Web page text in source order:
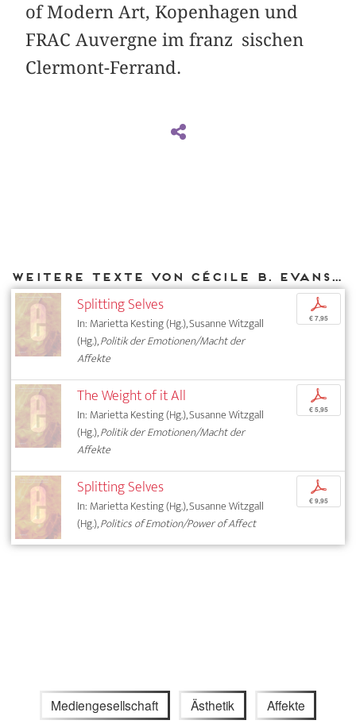
of Modern Art, Kopenhagen und
FRAC Auvergne im franz sischen
Clermont-Ferrand.
Weitere Texte von Cécile B. Evans bei DIAPHANES
Splitting Selves
In: Marietta Kesting (Hg.), Susanne Witzgall
(Hg.),Politik der Emotionen/Macht der
Affekte
p
€ 7,95
The Weight of it All
In: Marietta Kesting (Hg.), Susanne Witzgall
(Hg.),Politik der Emotionen/Macht der
Affekte
p
€ 5,95
Splitting Selves
In: Marietta Kesting (Hg.), Susanne Witzgall
(Hg.),Politics of Emotion/Power of Affect
p
€ 9,95
Mediengesellschaft Ästhetik Affekte